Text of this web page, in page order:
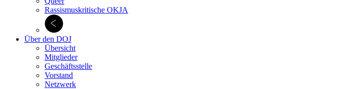
Rassismuskritische OKJA
Über den DOJ
Übersicht
Mitglieder
Geschäftsstelle
Vorstand
Netzwerk